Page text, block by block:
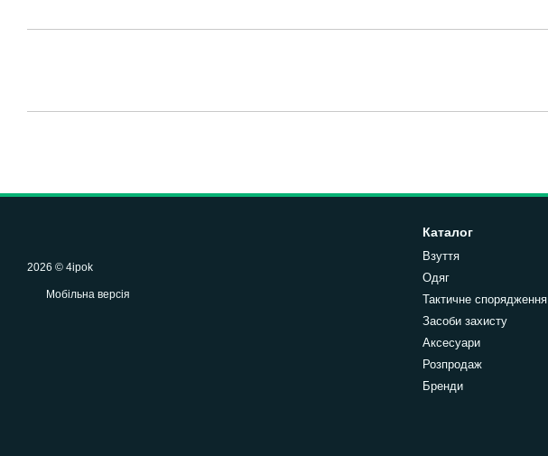
2026 © 4ipok
Мобільна версія
Каталог
Взуття
Одяг
Тактичне спорядження
Засоби захисту
Аксесуари
Розпродаж
Бренди